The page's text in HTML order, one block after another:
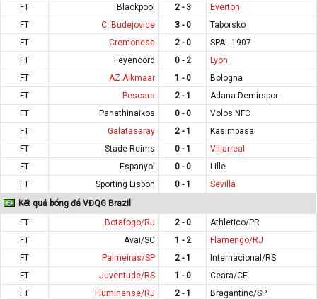
FT
Blackpool 2 - 3
Everton
FT
C. Budejovice 3 - 0
Taborsko
FT
Cremonese 2 - 0
SPAL 1907
FT
Feyenoord 0 - 2
Lyon
FT
AZ Alkmaar 1 - 0
Bologna
FT
Pescara 2 - 1
Adana Demirspor
FT
Panathinaikos 0 - 0
Volos NFC
FT
Galatasaray 2 - 1
Kasimpasa
FT
Stade Reims 0 - 1
Villarreal
FT
Espanyol 0 - 0
Lille
FT
Sporting Lisbon 0 - 1
Sevilla
Kết quả bóng đá VĐQG Brazil
FT
Botafogo/RJ 2 - 0
Athletico/PR
FT
Avai/SC 1 - 2
Flamengo/RJ
FT
Palmeiras/SP 2 - 1
Internacional/RS
FT
Juventude/RS 1 - 0
Ceara/CE
FT
Fluminense/RJ 2 - 1
Bragantino/SP